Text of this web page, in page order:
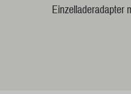
Einzelladeradapter